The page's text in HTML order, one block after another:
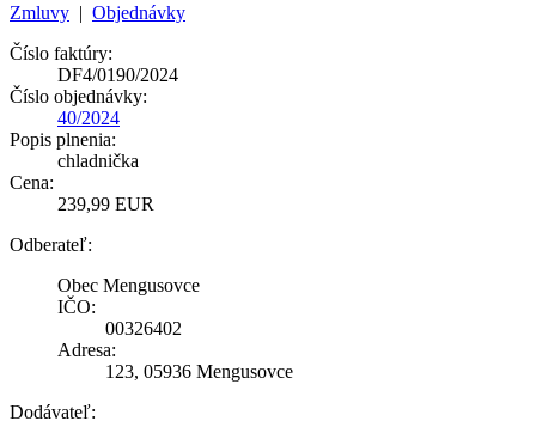
Zmluvy | Objednávky
Číslo faktúry:
DF4/0190/2024
Číslo objednávky:
40/2024
Popis plnenia:
chladnička
Cena:
239,99 EUR
Odberateľ:
Obec Mengusovce
IČO:
00326402
Adresa:
123, 05936 Mengusovce
Dodávateľ: